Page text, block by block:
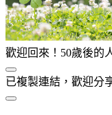
歡迎回來！50歲後的
已複製連結，歡迎分